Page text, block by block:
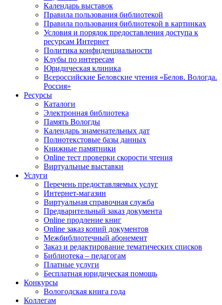
Календарь выставок
Правила пользования библиотекой
Правила пользования библиотекой в картинках
Условия и порядок предоставления доступа к
ресурсам Интернет
Политика конфиденциальности
Клубы по интересам
Юридическая клиника
Всероссийские Беловские чтения «Белов. Вологда.
Россия»
Ресурсы
Каталоги
Электронная библиотека
Память Вологды
Календарь знаменательных дат
Полнотекстовые базы данных
Книжные памятники
Online тест проверки скорости чтения
Виртуальные выставки
Услуги
Перечень предоставляемых услуг
Интернет-магазин
Виртуальная справочная служба
Предварительный заказ документа
Online продление книг
Online заказ копий документов
Межбиблиотечный абонемент
Заказ и редактирование тематических списков
Библиотека – педагогам
Платные услуги
Бесплатная юридическая помощь
Конкурсы
Вологодская книга года
Коллегам